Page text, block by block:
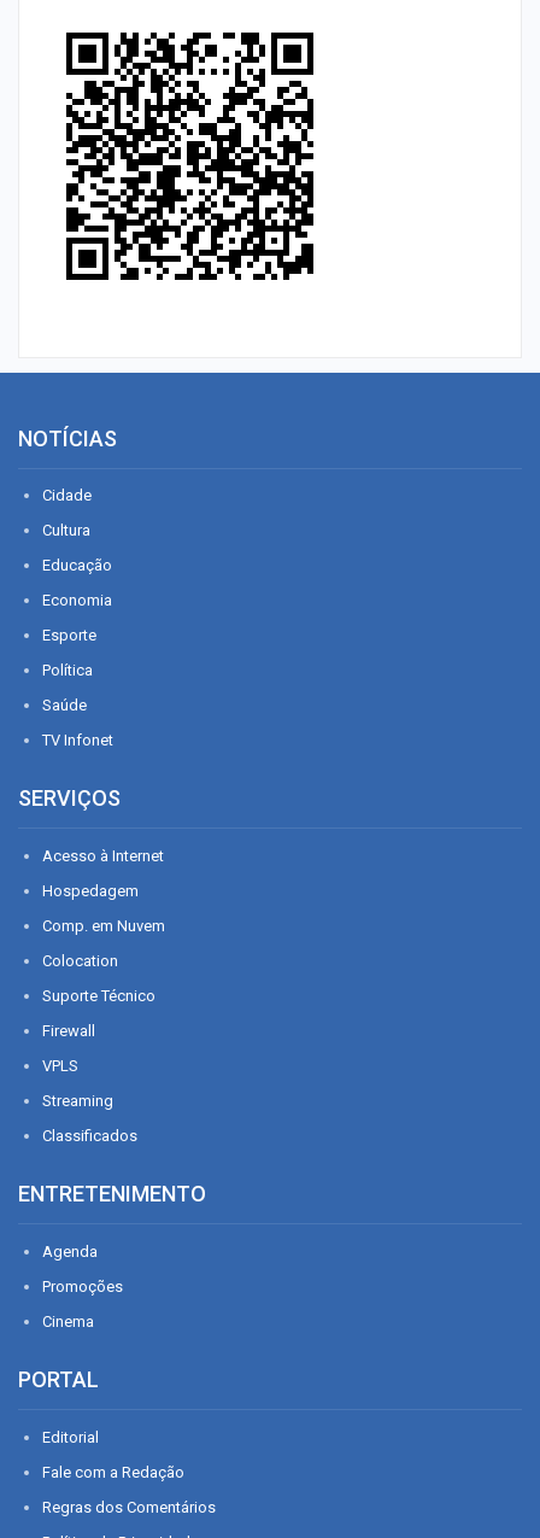
NOTÍCIAS
Cidade
Cultura
Educação
Economia
Esporte
Política
Saúde
TV Infonet
SERVIÇOS
Acesso à Internet
Hospedagem
Comp. em Nuvem
Colocation
Suporte Técnico
Firewall
VPLS
Streaming
Classificados
ENTRETENIMENTO
Agenda
Promoções
Cinema
PORTAL
Editorial
Fale com a Redação
Regras dos Comentários